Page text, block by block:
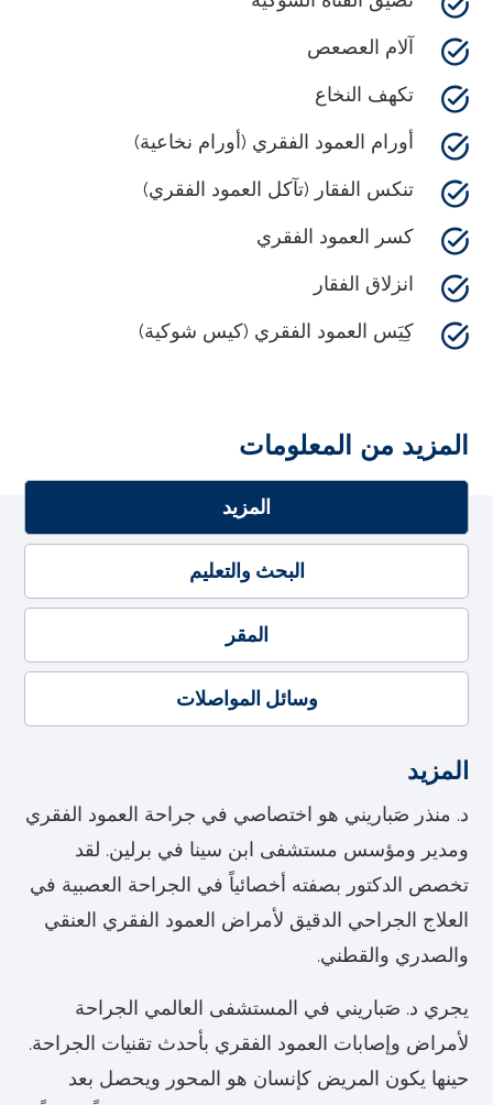
آلام العصعص
تكهف النخاع
أورام العمود الفقري (أورام نخاعية)
تنكس الفقار (تآكل العمود الفقري)
كسر العمود الفقري
انزلاق الفقار
كِيَس العمود الفقري (كيس شوكية)
المزيد من المعلومات
المزيد
البحث والتعليم
المقر
وسائل المواصلات
المزيد
د. منذر صَباريني هو اختصاصي في جراحة العمود الفقري
ومدير ومؤسس مستشفى ابن سينا في برلين. لقد
تخصص الدكتور بصفته أخصائياً في الجراحة العصبية في
العلاج الجراحي الدقيق لأمراض العمود الفقري العنقي
والصدري والقطني.
يجري د. صَباريني في المستشفى العالمي الجراحة
لأمراض وإصابات العمود الفقري بأحدث تقنيات الجراحة.
حينها يكون المريض كإنسان هو المحور ويحصل بعد